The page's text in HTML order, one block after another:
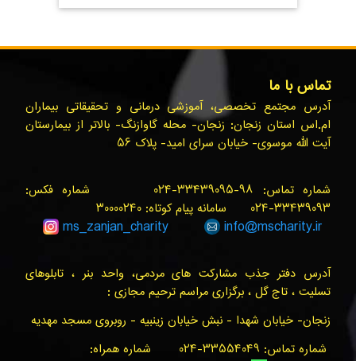
تماس با ما
آدرس مجتمع تخصصی، آموزشی درمانی و تحقیقاتی بیماران
ام.اس استان زنجان: زنجان- محله گاوازنگ- بالاتر از بیمارستان
آیت الله موسوی- خیابان سرای امید- پلاک ۵۶
شماره تماس: ۹۸-۳۳۴۳۹۰۹۵-۰۲۴ شماره فکس:
۳۳۴۳۹۰۹۳-۰۲۴ سامانه پیام کوتاه: ۳۰۰۰۰۲۴۰
ms_zanjan _charity info@mscharity.ir
آدرس دفتر جذب مشارکت های مردمی، واحد بنر ، تابلوهای
تسلیت ، تاج گل ، برگزاری مراسم ترحیم مجازی :
زنجان- خیابان شهدا - نبش خیابان زینبیه - روبروی مسجد مهدیه
شماره تماس: ۳۳۵۵۴۰۴۹-۰۲۴ شماره همراه: